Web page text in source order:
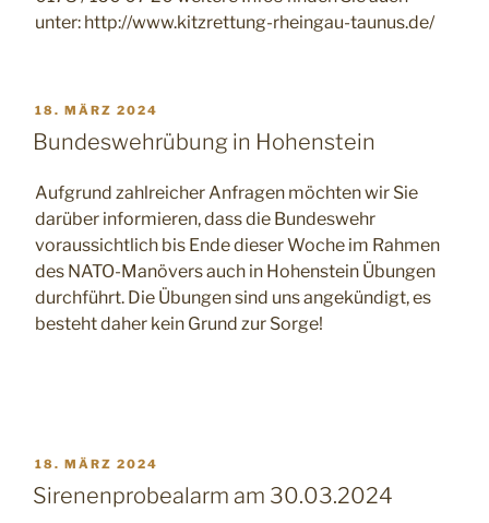
unter: http://www.kitzrettung-rheingau-taunus.de/
VERÖFFENTLICHT
AM
18. MÄRZ 2024
Bundeswehrübung in Hohenstein
Aufgrund zahlreicher Anfragen möchten wir Sie
darüber informieren, dass die Bundeswehr
voraussichtlich bis Ende dieser Woche im Rahmen
des NATO-Manövers auch in Hohenstein Übungen
durchführt. Die Übungen sind uns angekündigt, es
besteht daher kein Grund zur Sorge!
VERÖFFENTLICHT
AM
18. MÄRZ 2024
Sirenenprobealarm am 30.03.2024